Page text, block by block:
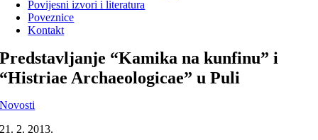
Povijesni izvori i literatura
Poveznice
Kontakt
Predstavljanje “Kamika na kunfinu” i
“Histriae Archaeologicae” u Puli
Novosti
21. 2. 2013.